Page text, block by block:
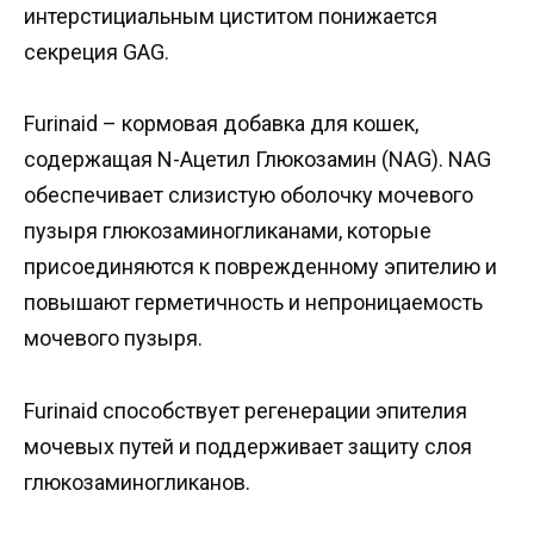
интерстициальным циститом понижается
секреция GAG.
Furinaid – кормовая добавка для кошек,
содержащая N-Ацетил Глюкозамин (NAG). NAG
обеспечивает слизистую оболочку мочевого
пузыря глюкозаминогликанами, которые
присоединяются к поврежденному эпителию и
повышают герметичность и непроницаемость
мочевого пузыря.
Furinaid способствует регенерации эпителия
мочевых путей и поддерживает защиту слоя
глюкозаминогликанов.